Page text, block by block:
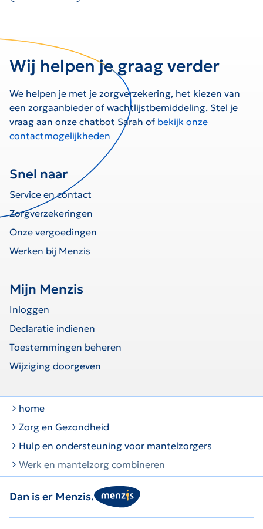
Wij helpen je graag verder
We helpen je met je zorgverzekering, het kiezen van
een zorgaanbieder of wachtlijstbemiddeling. Stel je
vraag aan onze chatbot Sarah of bekijk onze
contactmogelijkheden
Snel naar
Service en contact
Zorgverzekeringen
Onze vergoedingen
Werken bij Menzis
Mijn Menzis
Inloggen
Declaratie indienen
Toestemmingen beheren
Wijziging doorgeven
home
Zorg en Gezondheid
Hulp en ondersteuning voor mantelzorgers
Werk en mantelzorg combineren
Dan is er Menzis.